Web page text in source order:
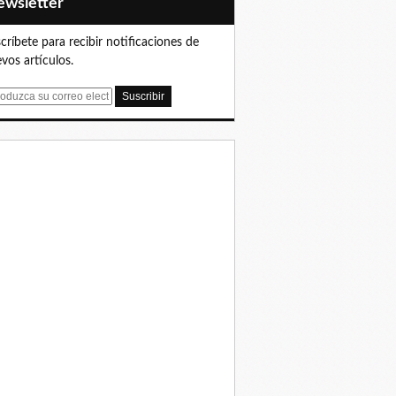
para recibir notificaciones de
artículos.